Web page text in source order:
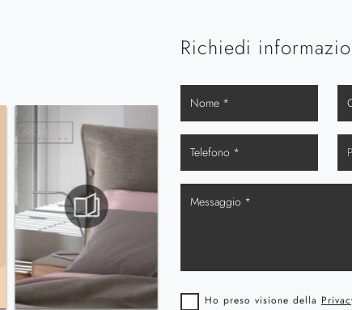
Richiedi
Ho preso visione della